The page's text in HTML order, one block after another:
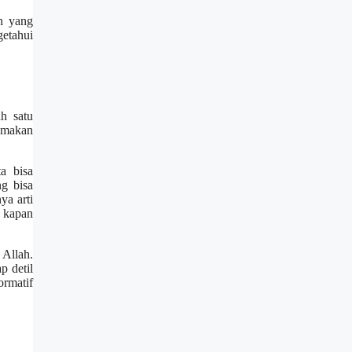
yang
satu
bisa
bisa
arti
Allah.
detil